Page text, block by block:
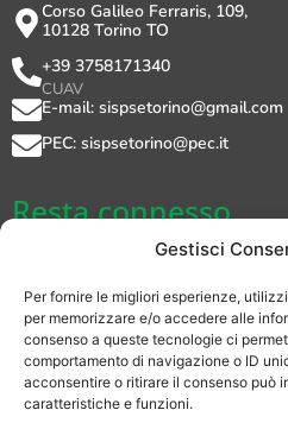
Gestisci
Per fornire le migliori esperienze,
per memorizzare e/o accedere alle
consenso a queste tecnologie ci
comportamento di navigazione o ID
acconsentire o ritirare il consenso può
caratteristiche e funzioni.
Corso Galileo Ferraris, 109,
10128 Torino TO
+39 3758171340
CUAV
E-mail: sispsetorino@gmail.com
PEC: sispsetorino@pec.it
Resta connesso
Privacy Policy
Cookie Policy (UE)